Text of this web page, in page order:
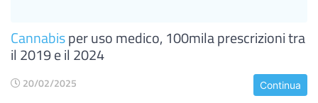
Cannabisper uso medico, 100mila prescrizioni tra
il 2019 e il 2024
20/02/2025 Continua